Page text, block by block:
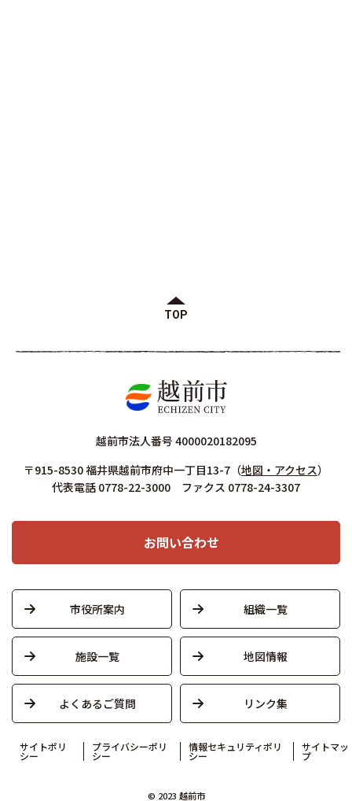
TOP
越前市法人番号 4000020182095
〒915-8530 福井県越前市府中一丁目13-7 （地図・アクセス）
代表電話 0778-22-3000 ファクス 0778-24-3307
お問い合わせ
市役所案内 組織一覧
施設一覧 地図情報
よくあるご質問 リンク集
サイトポリ
シー
プライバシーポリ
シー
情報セキュリティポリ
シー
サイトマッ
プ
© 2023 越前市